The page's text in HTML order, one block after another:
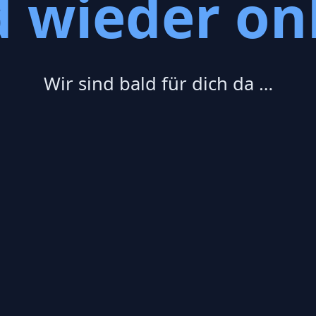
wieder
Wir sind bald für dich da …